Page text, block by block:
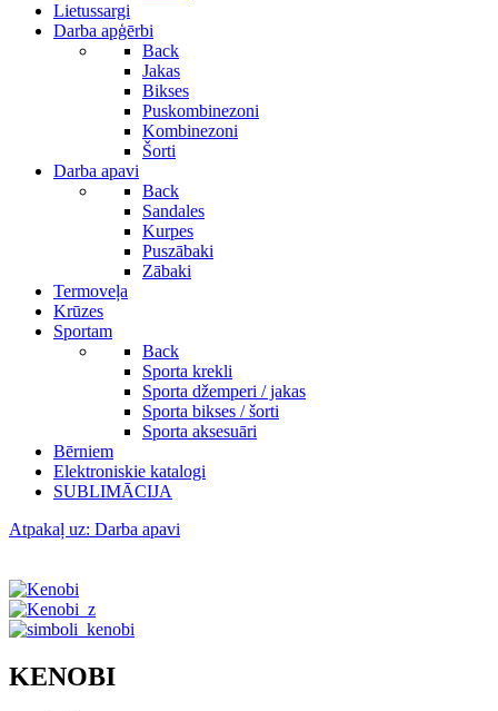
Lietussargi
Darba apģērbi
Back
Jakas
Bikses
Puskombinezoni
Kombinezoni
Šorti
Darba apavi
Back
Sandales
Kurpes
Puszābaki
Zābaki
Termoveļa
Krūzes
Sportam
Back
Sporta krekli
Sporta džemperi / jakas
Sporta bikses / šorti
Sporta aksesuāri
Bērniem
Elektroniskie katalogi
SUBLIMĀCIJA
Atpakaļ uz: Darba apavi
KENOBI